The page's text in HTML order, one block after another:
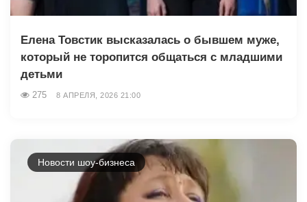
Елена Товстик высказалась о бывшем муже,
который не торопится общаться с младшими
детьми
275 8 АПРЕЛЯ, 2026 21:00
Новости шоу-бизнеса